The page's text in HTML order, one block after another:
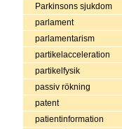
Parkinsons sjukdom
parlament
parlamentarism
partikelacceleration
partikelfysik
passiv rökning
patent
patientinformation